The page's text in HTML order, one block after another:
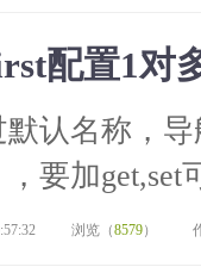
配置1对
认名称，
要加
浏览（8579）